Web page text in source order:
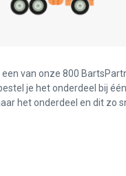
van onze 800
je het onderdeel bij
het onderdeel en dit zo